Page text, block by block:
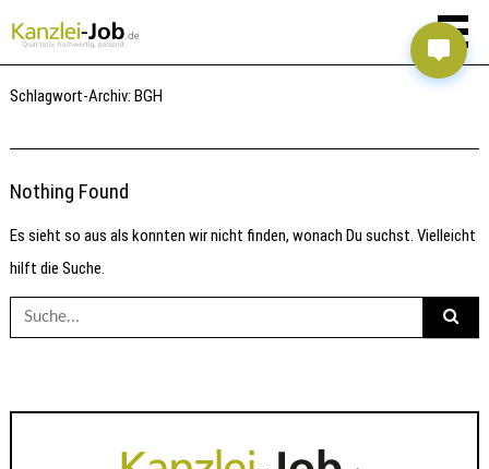
Schlagwort-Archiv:BGH
Nothing Found
Es sieht so aus als konnten wir nicht finden, wonach Du suchst. Vielleicht
hilft die Suche.
Suche
nach: